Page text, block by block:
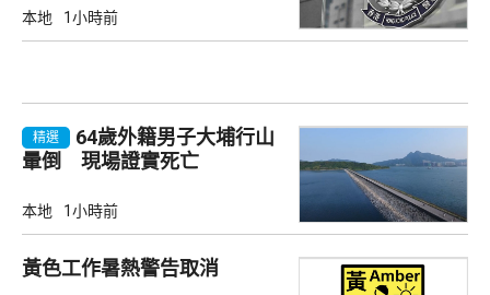
本地 1小時前
精選
64歲外籍男子大埔行山
暈倒 現場證實死亡
本地 1小時前
黃色工作暑熱警告取消